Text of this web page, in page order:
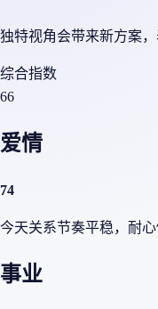
独特视角会带来新方案
综合指数
66
爱情
74
今天关系节奏平稳，耐
事业